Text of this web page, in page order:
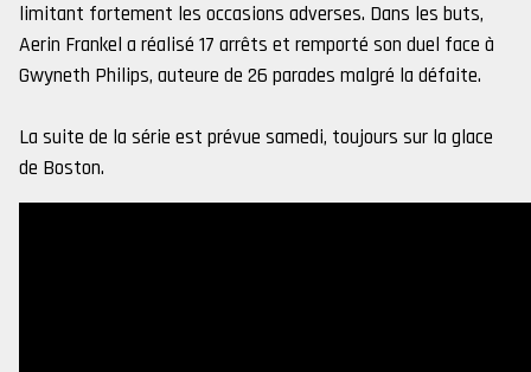
limitant fortement les occasions adverses. Dans les buts,
Aerin Frankel a réalisé 17 arrêts et remporté son duel face à
Gwyneth Philips, auteure de 26 parades malgré la défaite.
La suite de la série est prévue samedi, toujours sur la glace
de Boston.